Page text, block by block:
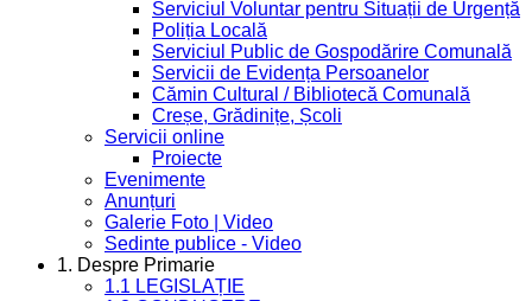
Serviciul Voluntar pentru Situații de Urgență
Poliția Locală
Serviciul Public de Gospodărire Comunală
Servicii de Evidența Persoanelor
Cămin Cultural / Bibliotecă Comunală
Creșe, Grădinițe, Școli
Servicii online
Proiecte
Evenimente
Anunțuri
Galerie Foto | Video
Sedinte publice - Video
1. Despre Primarie
1.1 LEGISLAȚIE